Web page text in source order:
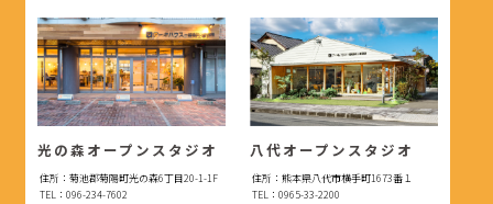
光の森オープンスタジオ
住所：菊池郡菊陽町光の森6丁目20-1-1F
TEL：096-234-7602
八代オープンスタジオ
住所：熊本県八代市横手町1673番１
TEL：0965-33-2200